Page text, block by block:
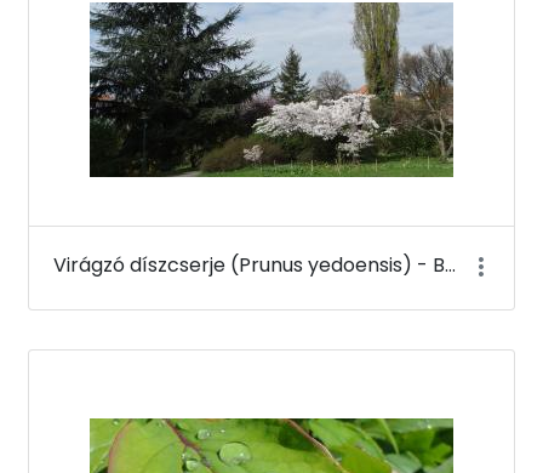
Virágzó díszcserje (Prunus yedoensis) - Budai Arborétum